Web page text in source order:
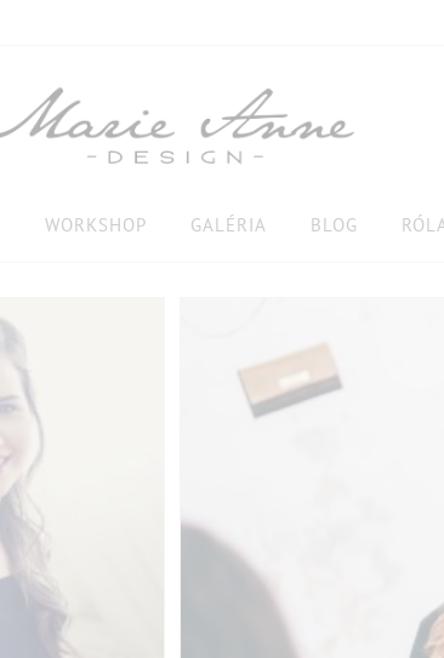
WORKSHOP GALÉRIA BLOG